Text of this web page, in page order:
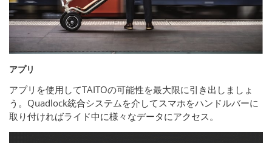
アプリ
アプリを使用してTAITOの可能性を最大限に引き出しましょ
う。Quadlock統合システムを介してスマホをハンドルバーに
取り付ければライド中に様々なデータにアクセス。